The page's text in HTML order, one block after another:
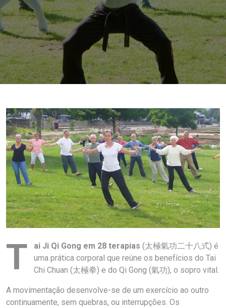
T ai Ji Qi Gong em 28 terapias (太極氣功二十八式) é
uma prática corporal que reúne os benefícios do Tai
Chi Chuan (太極拳) e do Qi Gong (氣功), o sopro vital.
A movimentação desenvolve-se de um exercício ao outro
continuamente, sem quebras, ou interrupções. Os